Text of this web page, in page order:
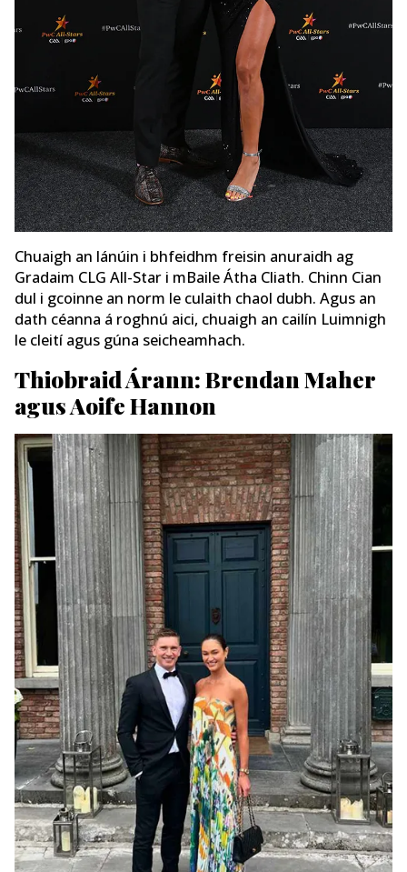
Chuaigh an lánúin i bhfeidhm freisin anuraidh ag
Gradaim CLG All-Star i mBaile Átha Cliath. Chinn Cian
dul i gcoinne an norm le culaith chaol dubh. Agus an
dath céanna á roghnú aici, chuaigh an cailín Luimnigh
le cleití agus gúna seicheamhach.
Thiobraid Árann: Brendan Maher
agus Aoife Hannon